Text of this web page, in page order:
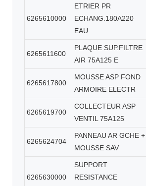
6265610000
ETRIER PR
ECHANG.180A220
EAU
6265611600
PLAQUE SUP.FILTRE
AIR 75A125 E
6265617800
MOUSSE ASP FOND
ARMOIRE ELECTR
6265619700
COLLECTEUR ASP
VENTIL 75A125
6265624704
PANNEAU AR GCHE +
MOUSSE SAV
6265630000
SUPPORT
RESISTANCE